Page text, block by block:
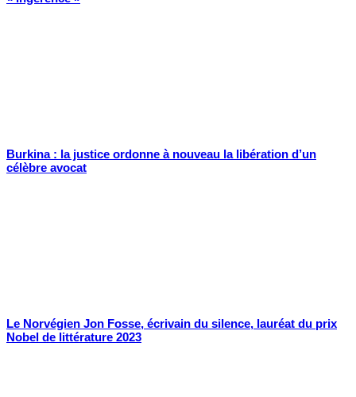
Burkina : la justice ordonne à nouveau la libération d’un
célèbre avocat
Le Norvégien Jon Fosse, écrivain du silence, lauréat du prix
Nobel de littérature 2023